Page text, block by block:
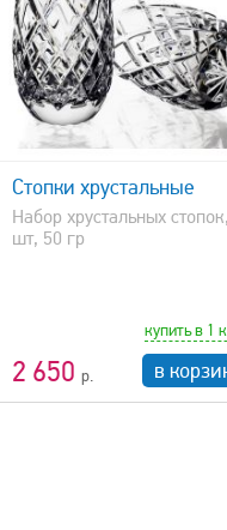
Стопки хрустальные
Набор хрустальных
шт, 50 гр
2 650
купить в 1
в